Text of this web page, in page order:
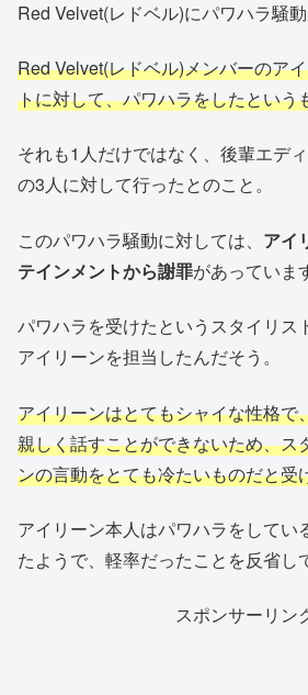
Red Velvet(レドベル)にパワハラ騒動
Red Velvet(レドベル)メンバーのア
トに対して、パワハラをしたという
それも1人だけではなく、後輩エデ
の3人に対して行ったとのこと。
このパワハラ騒動に対しては、 アイ
テインメントから謝罪があっていま
パワハラを受けたというスタイリス
アイリーンを担当したんだそう。
アイリーンはとてもシャイな性格で
親しく話すことができないため、ス
ンの言動をとても冷たいものだと受
アイリーン本人はパワハラをしてい
たようで、軽率だったことを反省し
スポンサーリン